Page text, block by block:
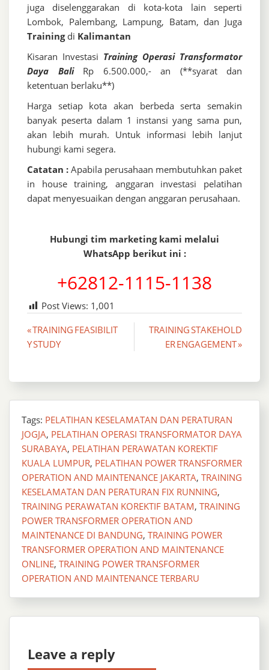
juga diselenggarakan di kota-kota lain seperti
Lombok, Palembang, Lampung, Batam, dan Juga
Trainingdi Kalimantan
Kisaran Investasi Training Operasi Transformator
Daya Bali
Rp 6.500.000,- an (**syarat dan
ketentuan berlaku**)
Harga setiap kota akan berbeda serta semakin
banyak peserta dalam 1 instansi yang sama pun,
akan lebih murah. Untuk informasi lebih lanjut
hubungi kami segera.
Catatan : Apabila perusahaan membutuhkan paket
in house training, anggaran investasi pelatihan
dapat menyesuaikan dengan anggaran perusahaan.
Hubungi tim marketing kami melalui
WhatsApp berikut ini :
+62812-1115-1138
Post Views: 1,001
Post
navigation
« TRAINING FEASIBILIT
Y STUDY
TRAINING STAKEHOLD
ER ENGAGEMENT »
Tags: PELATIHAN KESELAMATAN DAN PERATURAN
JOGJA, PELATIHAN OPERASI TRANSFORMATOR DAYA
SURABAYA, PELATIHAN PERAWATAN KOREKTIF
KUALA LUMPUR, PELATIHAN POWER TRANSFORMER
OPERATION AND MAINTENANCE JAKARTA, TRAINING
KESELAMATAN DAN PERATURAN FIX RUNNING,
TRAINING PERAWATAN KOREKTIF BATAM, TRAINING
POWER TRANSFORMER OPERATION AND
MAINTENANCE DI BANDUNG, TRAINING POWER
TRANSFORMER OPERATION AND MAINTENANCE
ONLINE, TRAINING POWER TRANSFORMER
OPERATION AND MAINTENANCE TERBARU
Leave a reply